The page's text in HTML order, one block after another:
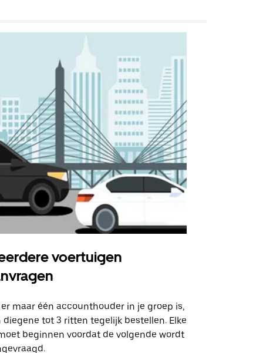
voertuigen
maar één accounthouder in je groep is,
diegene tot 3 ritten tegelijk bestellen. Elke
beginnen voordat de volgende wordt